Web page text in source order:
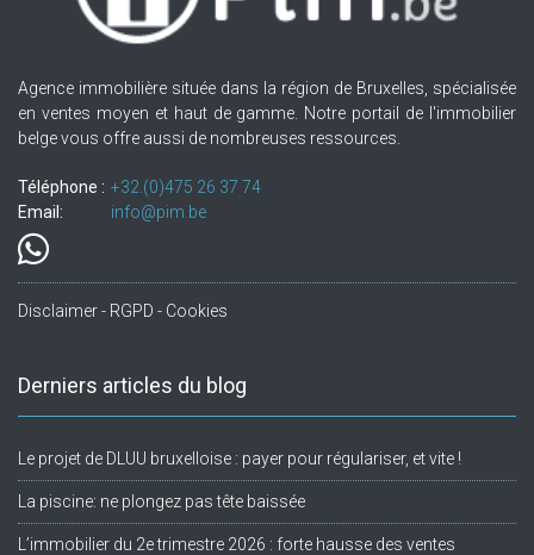
Agence immobilière située dans la région de Bruxelles, spécialisée
en ventes moyen et haut de gamme. Notre portail de l'immobilier
belge vous offre aussi de nombreuses ressources.
Téléphone : +32.(0)475 26 37 74
Email:
info@pim.be
Disclaimer - RGPD - Cookies
Derniers articles du blog
Le projet de DLUU bruxelloise : payer pour régulariser, et vite !
La piscine: ne plongez pas tête baissée
L’immobilier du 2e trimestre 2026 : forte hausse des ventes